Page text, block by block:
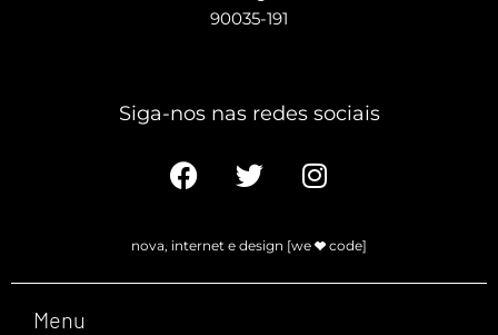
90035-191
Siga-nos nas redes sociais​
nova, internet e design [we code]
Menu